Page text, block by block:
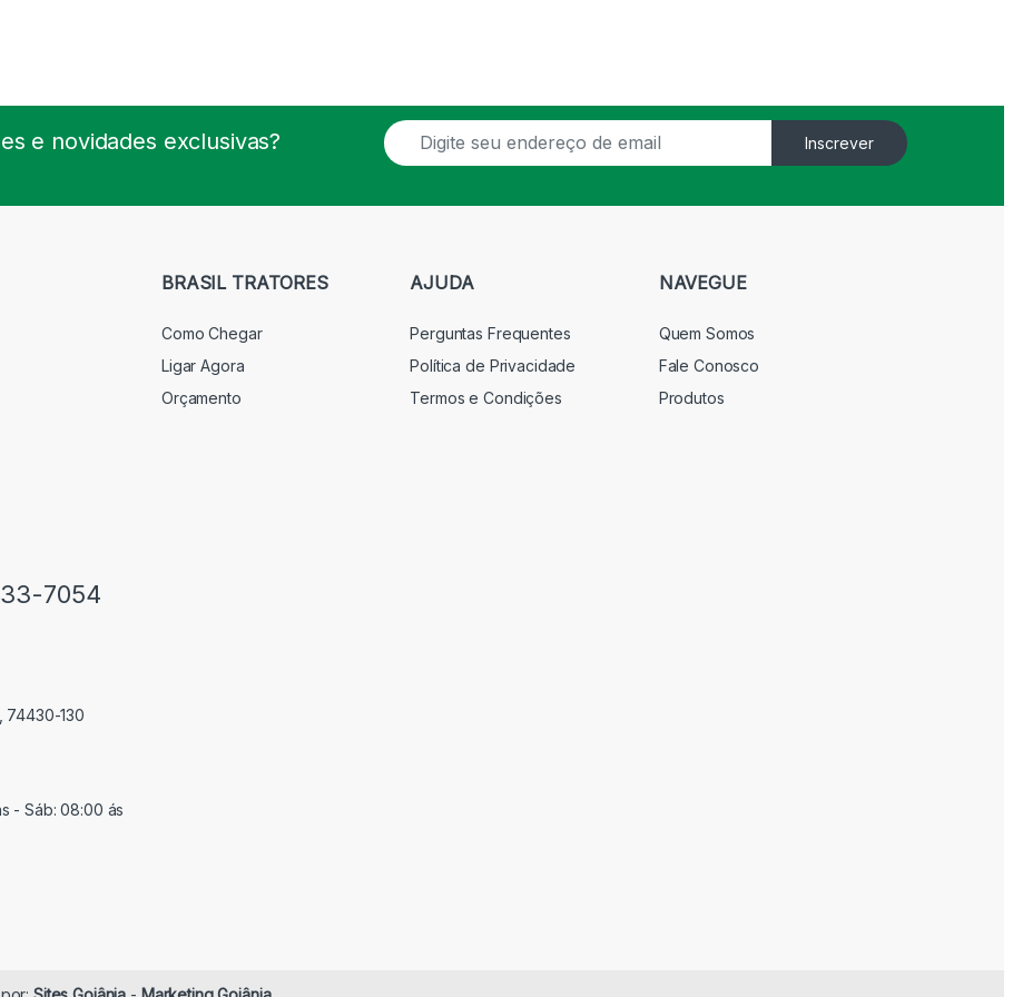
e novidades exclusivas?
E
m
Inscrever
7054
74430-130
- Sáb: 08:00 ás
BRASIL TRATORES
Como Chegar
Ligar Agora
Orçamento
AJUDA
Perguntas Frequentes
Política de Privacidade
Termos e Condições
NAVEGUE
Quem Somos
Fale Conosco
Produtos